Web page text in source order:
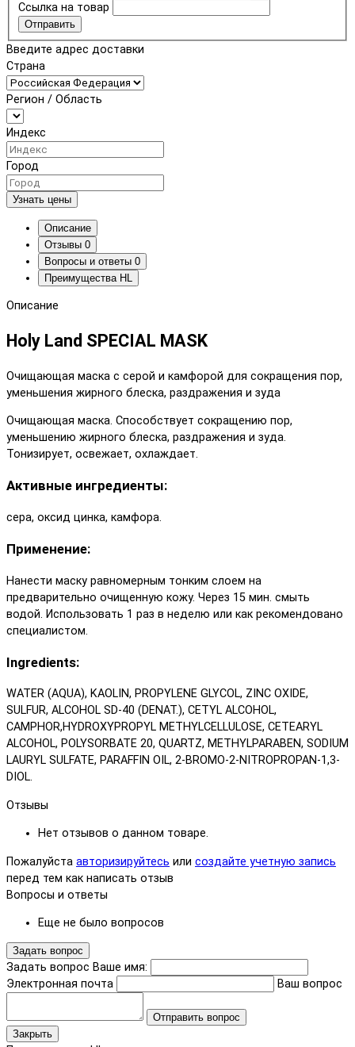
Ссылка на товар
Отправить
Введите адрес доставки
Страна
Регион / Область
Индекс
Город
Узнать цены
Описание
Отзывы 0
Вопросы и ответы 0
Преимущества HL
Описание
Holy Land SPECIAL MASK
Очищающая маска с серой и камфорой для сокращения пор,
уменьшения жирного блеска, раздражения и зуда
Очищающая маска. Способствует сокращению пор,
уменьшению жирного блеска, раздражения и зуда.
Тонизирует, освежает, охлаждает.
Активные ингредиенты:
сера, оксид цинка, камфора.
Применение:
Нанести маску равномерным тонким слоем на
предварительно очищенную кожу. Через 15 мин. смыть
водой. Использовать 1 раз в неделю или как рекомендовано
специалистом.
Ingredients:
WATER (AQUA), KAOLIN, PROPYLENE GLYCOL, ZINC OXIDE,
SULFUR, ALCOHOL SD-40 (DENAT.), CETYL ALCOHOL,
CAMPHOR,HYDROXYPROPYL METHYLCELLULOSE, CETEARYL
ALCOHOL, POLYSORBATE 20, QUARTZ, METHYLPARABEN, SODIUM
LAURYL SULFATE, PARAFFIN OIL, 2-BROMO-2-NITROPROPAN-1,3-
DIOL.
Отзывы
Нет отзывов о данном товаре.
Пожалуйста авторизируйтесь или создайте учетную запись
перед тем как написать отзыв
Вопросы и ответы
Еще не было вопросов
Задать вопрос
Задать вопрос Ваше имя:
Электронная почта
Ваш вопрос
Отправить вопрос
Закрыть